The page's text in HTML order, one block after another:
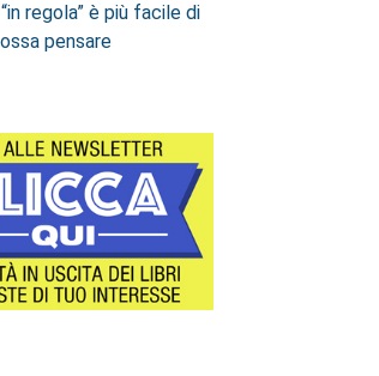
regola” è più facile di
pensare